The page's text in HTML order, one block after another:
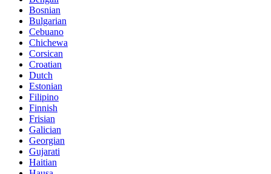
Bosnian
Bulgarian
Cebuano
Chichewa
Corsican
Croatian
Dutch
Estonian
Filipino
Finnish
Frisian
Galician
Georgian
Gujarati
Haitian